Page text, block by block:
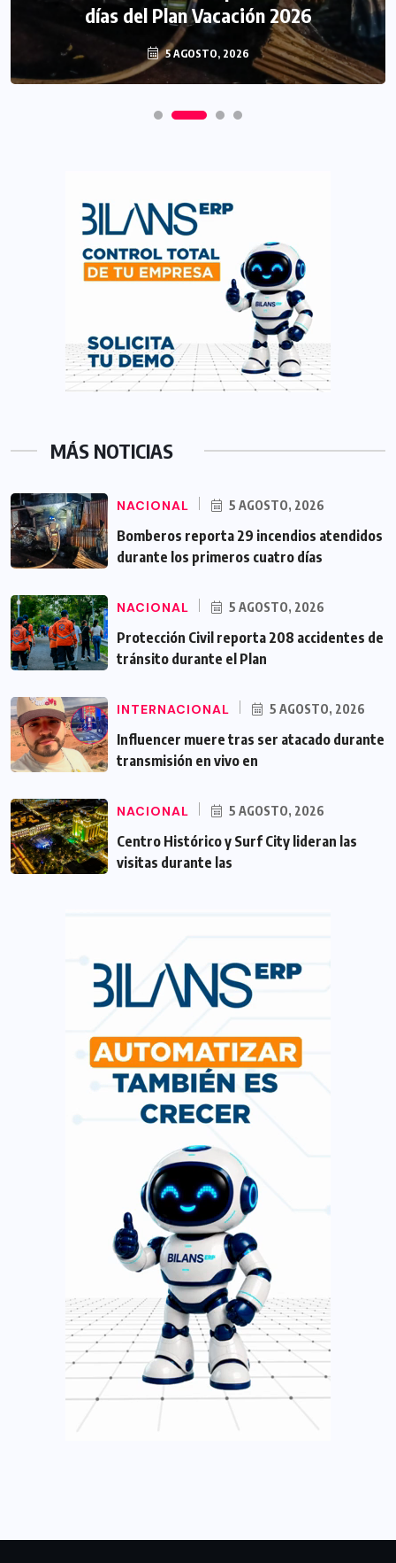
días del Plan Vacación 2026
5 AGOSTO, 2026
MÁS NOTICIAS
NACIONAL 5 AGOSTO, 2026
Bomberos reporta 29 incendios atendidos
durante los primeros cuatro días
NACIONAL 5 AGOSTO, 2026
Protección Civil reporta 208 accidentes de
tránsito durante el Plan
INTERNACIONAL 5 AGOSTO, 2026
Influencer muere tras ser atacado durante
transmisión en vivo en
NACIONAL 5 AGOSTO, 2026
Centro Histórico y Surf City lideran las
visitas durante las